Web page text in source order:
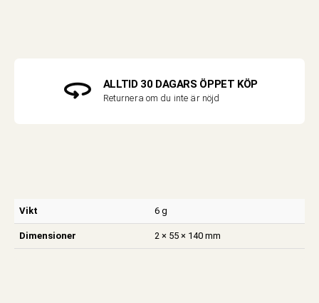
ALLTID 30 DAGARS ÖPPET KÖP
Returnera om du inte är nöjd
Vikt 6 g
Dimensioner 2 × 55 × 140 mm